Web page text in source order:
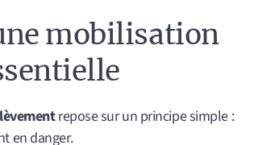
mobilisation
repose sur un principe simple :
en danger.